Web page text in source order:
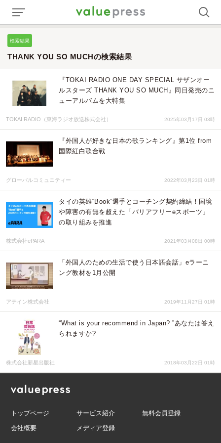
検索結果
THANK YOU SO MUCHの検索結果
『TOKAI RADIO ONE DAY SPECIAL サザンオー
ルスターズ THANK YOU SO MUCH』同日発売のニ
ューアルバムを大特集
TOKAI RADIO（東海ラジオ放送株式会社） 2025年03月17日 03時
『外国人が好きな日本の歌ランキング』第1位 from
国際紅白歌合戦
グローバルコミュニティー 2022年03月23日 01時
タイの英雄“Book”選手とコーチング契約締結！国境
や障害の有無を超えた「バリアフリーeスポーツ」
の取り組みを推進
株式会社ePARA 2021年03月08日 00時
「外国人のための生活で使う日本語会話」eラーニ
ング教材を1月公開
アテイン株式会社 2019年11月27日 01時
“What is your recommend in Japan? ”あなたは答え
られますか?
株式会社新星出版社 2018年03月22日 01時
トップページ サービス紹介
無料会員登録
会社概要
メディア登録